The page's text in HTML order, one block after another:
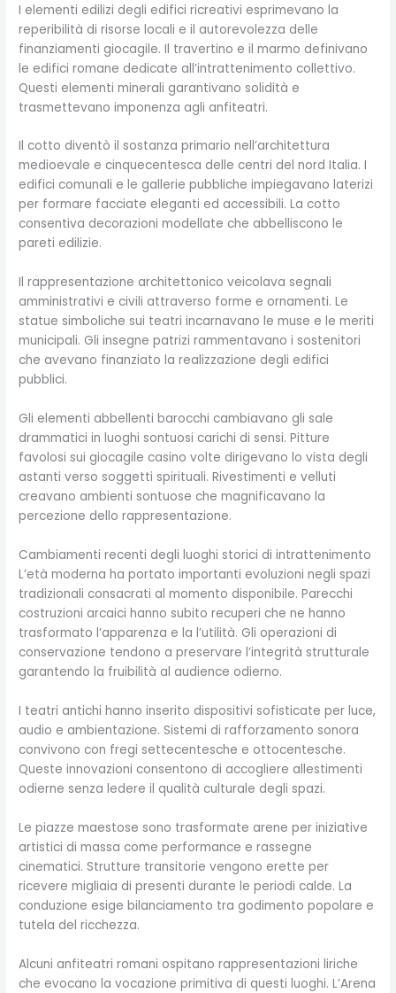
I elementi edilizi degli edifici ricreativi esprimevano la
reperibilità di risorse locali e il autorevolezza delle
finanziamenti giocagile. Il travertino e il marmo definivano
le edifici romane dedicate all’intrattenimento collettivo.
Questi elementi minerali garantivano solidità e
trasmettevano imponenza agli anfiteatri.
Il cotto diventò il sostanza primario nell’architettura
medioevale e cinquecentesca delle centri del nord Italia. I
edifici comunali e le gallerie pubbliche impiegavano laterizi
per formare facciate eleganti ed accessibili. La cotto
consentiva decorazioni modellate che abbelliscono le
pareti edilizie.
Il rappresentazione architettonico veicolava segnali
amministrativi e civili attraverso forme e ornamenti. Le
statue simboliche sui teatri incarnavano le muse e le meriti
municipali. Gli insegne patrizi rammentavano i sostenitori
che avevano finanziato la realizzazione degli edifici
pubblici.
Gli elementi abbellenti barocchi cambiavano gli sale
drammatici in luoghi sontuosi carichi di sensi. Pitture
favolosi sui giocagile casino volte dirigevano lo vista degli
astanti verso soggetti spirituali. Rivestimenti e velluti
creavano ambienti sontuose che magnificavano la
percezione dello rappresentazione.
Cambiamenti recenti degli luoghi storici di intrattenimento
L’età moderna ha portato importanti evoluzioni negli spazi
tradizionali consacrati al momento disponibile. Parecchi
costruzioni arcaici hanno subito recuperi che ne hanno
trasformato l’apparenza e la l’utilità. Gli operazioni di
conservazione tendono a preservare l’integrità strutturale
garantendo la fruibilità al audience odierno.
I teatri antichi hanno inserito dispositivi sofisticate per luce,
audio e ambientazione. Sistemi di rafforzamento sonora
convivono con fregi settecentesche e ottocentesche.
Queste innovazioni consentono di accogliere allestimenti
odierne senza ledere il qualità culturale degli spazi.
Le piazze maestose sono trasformate arene per iniziative
artistici di massa come performance e rassegne
cinematici. Strutture transitorie vengono erette per
ricevere migliaia di presenti durante le periodi calde. La
conduzione esige bilanciamento tra godimento popolare e
tutela del ricchezza.
Alcuni anfiteatri romani ospitano rappresentazioni liriche
che evocano la vocazione primitiva di questi luoghi. L’Arena